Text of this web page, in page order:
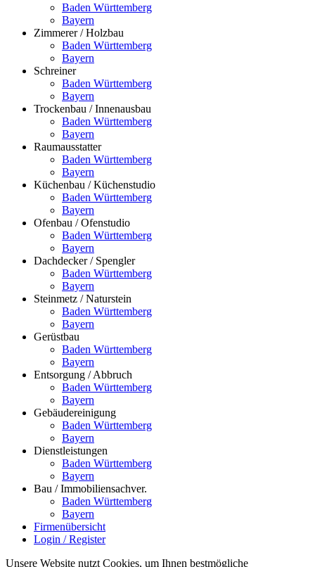
Baden Württemberg
Bayern
Zimmerer / Holzbau
Baden Württemberg
Bayern
Schreiner
Baden Württemberg
Bayern
Trockenbau / Innenausbau
Baden Württemberg
Bayern
Raumausstatter
Baden Württemberg
Bayern
Küchenbau / Küchenstudio
Baden Württemberg
Bayern
Ofenbau / Ofenstudio
Baden Württemberg
Bayern
Dachdecker / Spengler
Baden Württemberg
Bayern
Steinmetz / Naturstein
Baden Württemberg
Bayern
Gerüstbau
Baden Württemberg
Bayern
Entsorgung / Abbruch
Baden Württemberg
Bayern
Gebäudereinigung
Baden Württemberg
Bayern
Dienstleistungen
Baden Württemberg
Bayern
Bau / Immobiliensachver.
Baden Württemberg
Bayern
Firmenübersicht
Login / Register
Unsere Website nutzt Cookies, um Ihnen bestmögliche